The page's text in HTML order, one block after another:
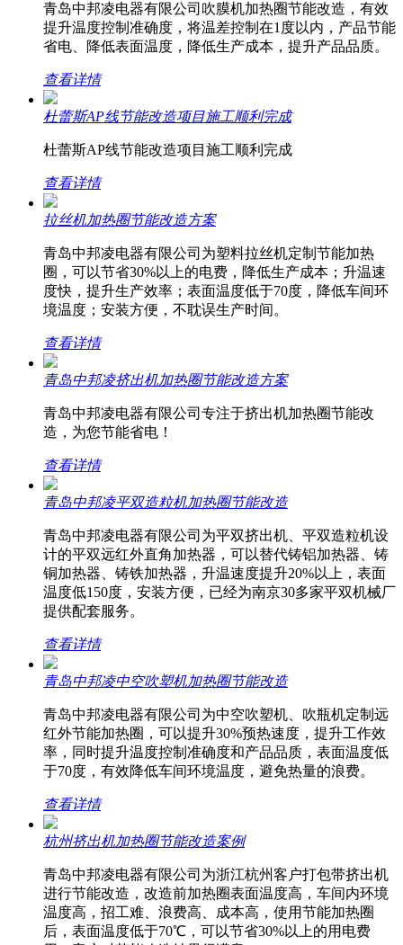
青岛中邦凌电器有限公司吹膜机加热圈节能改造，有效
提升温度控制准确度，将温差控制在1度以内，产品节能
省电、降低表面温度，降低生产成本，提升产品品质。
查看详情
杜蕾斯AP线节能改造项目施工顺利完成
杜蕾斯AP线节能改造项目施工顺利完成
查看详情
拉丝机加热圈节能改造方案
青岛中邦凌电器有限公司为塑料拉丝机定制节能加热
圈，可以节省30%以上的电费，降低生产成本；升温速
度快，提升生产效率；表面温度低于70度，降低车间环
境温度；安装方便，不耽误生产时间。
查看详情
青岛中邦凌挤出机加热圈节能改造方案
青岛中邦凌电器有限公司专注于挤出机加热圈节能改
造，为您节能省电！
查看详情
青岛中邦凌平双造粒机加热圈节能改造
青岛中邦凌电器有限公司为平双挤出机、平双造粒机设
计的平双远红外直角加热器，可以替代铸铝加热器、铸
铜加热器、铸铁加热器，升温速度提升20%以上，表面
温度低150度，安装方便，已经为南京30多家平双机械厂
提供配套服务。
查看详情
青岛中邦凌中空吹塑机加热圈节能改造
青岛中邦凌电器有限公司为中空吹塑机、吹瓶机定制远
红外节能加热圈，可以提升30%预热速度，提升工作效
率，同时提升温度控制准确度和产品品质，表面温度低
于70度，有效降低车间环境温度，避免热量的浪费。
查看详情
杭州挤出机加热圈节能改造案例
青岛中邦凌电器有限公司为浙江杭州客户打包带挤出机
进行节能改造，改造前加热圈表面温度高，车间内环境
温度高，招工难、浪费高、成本高，使用节能加热圈
后，表面温度低于70℃，可以节省30%以上的用电费